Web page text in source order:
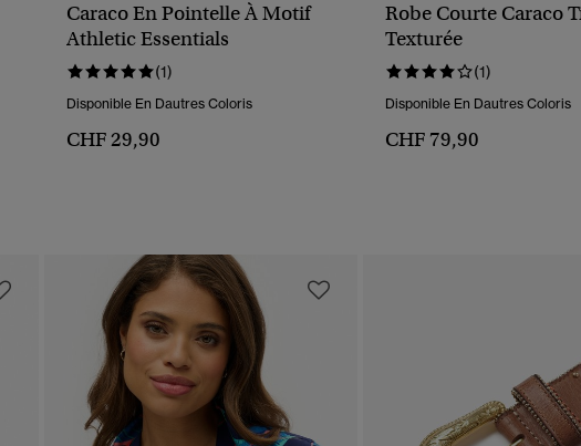
Caraco En Pointelle À Motif
Athletic Essentials
(1)
Disponible En Dautres Coloris
CHF 29,90
Robe Courte Caraco
Texturée
(1)
Disponible En Dautres Coloris
CHF 79,90